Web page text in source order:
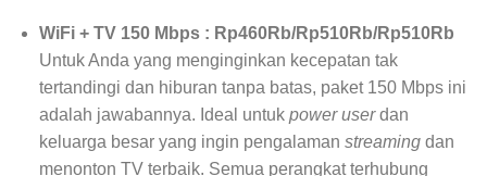
WiFi + TV 150 Mbps : Rp460Rb/Rp510Rb/Rp510Rb
Untuk Anda yang menginginkan kecepatan tak
tertandingi dan hiburan tanpa batas, paket 150 Mbps ini
adalah jawabannya. Ideal untuk power userdan
keluarga besar yang ingin pengalaman streamingdan
menonton TV terbaik. Semua perangkat terhubung